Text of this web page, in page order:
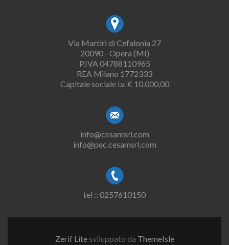
Via Martiri di Cefalonia 27
20090 - Opera (MI)
P.IVA 04788110965
REA Milano 1772333
Capitale sociale i.v. € 10.000,00
info@cesamsrl.com
info@pec.cesamsrl.com
tel :: 0257610150
Zerif Lite sviluppato da ThemeIsle